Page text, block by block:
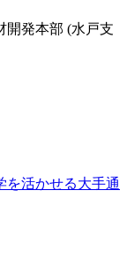
開発本部 (水戸支
を活かせる大手通